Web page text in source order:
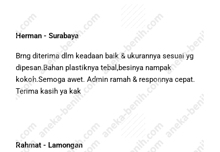
Herman - Surabaya
Brng diterima dlm keadaan baik & ukurannya sesuai yg
dipesan.Bahan plastiknya tebal,besinya nampak
kokoh.Semoga awet. Admin ramah & responnya cepat.
Terima kasih ya kak
Rahmat - Lamongan